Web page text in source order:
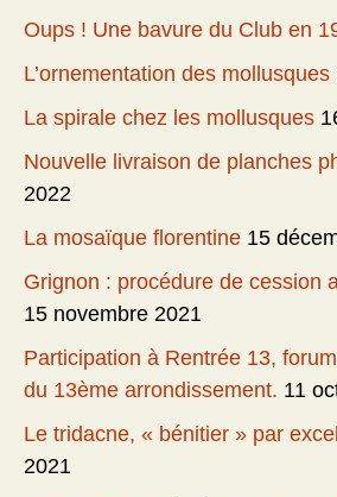
Oups ! Une bavure du Club en
L’ornementation des mollusques
La spirale chez les mollusques
Nouvelle livraison de planches
2022
La mosaïque florentine 15
Grignon : procédure de cession
15 novembre 2021
Participation à Rentrée 13,
du 13ème arrondissement. 11
Le tridacne, « bénitier » par
2021